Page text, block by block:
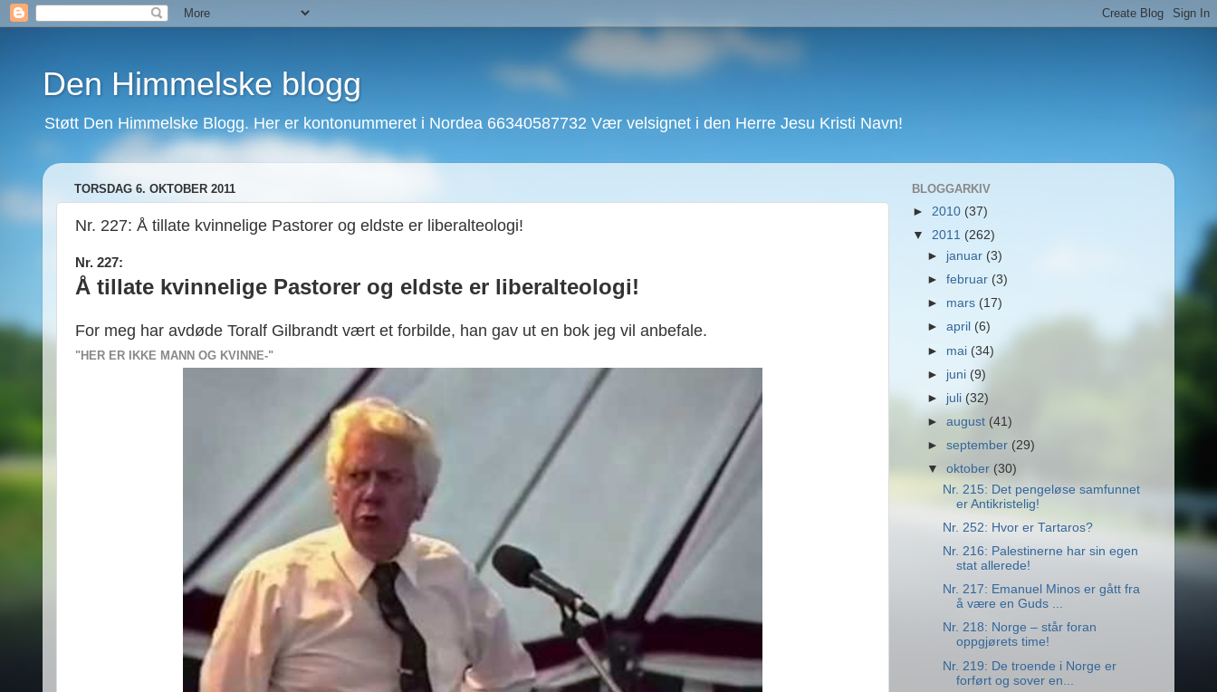
Den Himmelske blogg
Støtt Den Himmelske Blogg. Her er kontonummeret i Nordea 66340587732 Vær velsignet i den Herre Jesu Kristi Navn!
TORSDAG 6. OKTOBER 2011
Nr. 227: Å tillate kvinnelige Pastorer og eldste er liberalteologi!
Nr. 227:
Å tillate kvinnelige Pastorer og eldste er liberalteologi!
For meg har avdøde Toralf Gilbrandt vært et forbilde, han gav ut en bok jeg vil anbefale.
"HER ER IKKE MANN OG KVINNE-"
BLOGGARKIV
► 2010 (37)
▼ 2011 (262)
► januar (3)
►februar (3)
► mars (17)
►april (6)
► mai (34)
► juni (9)
► juli(32)
►august (41)
►september (29)
▼oktober (30)
Nr. 215: Det pengeløse samfunnet
er Antikristelig!
Nr. 252: Hvor er Tartaros?
Nr. 216: Palestinerne har sin egen
stat allerede!
Nr. 217: Emanuel Minos er gått fra
å være en Guds ...
Nr. 218: Norge – står foran
oppgjørets time!
Nr. 219: De troende i Norge er
forført og sover en...